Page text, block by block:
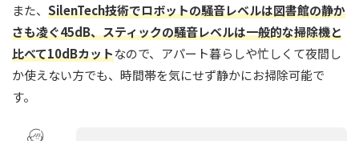
また、 SilenTech技術でロボットの騒音レベルは図書館の静か
さも凌ぐ45dB、スティックの騒音レベルは一般的な掃除機と
比べて10dBカットなので、アパート暮らしや忙しくて夜間し
か使えない方でも、時間帯を気にせず静かにお掃除可能で
す。